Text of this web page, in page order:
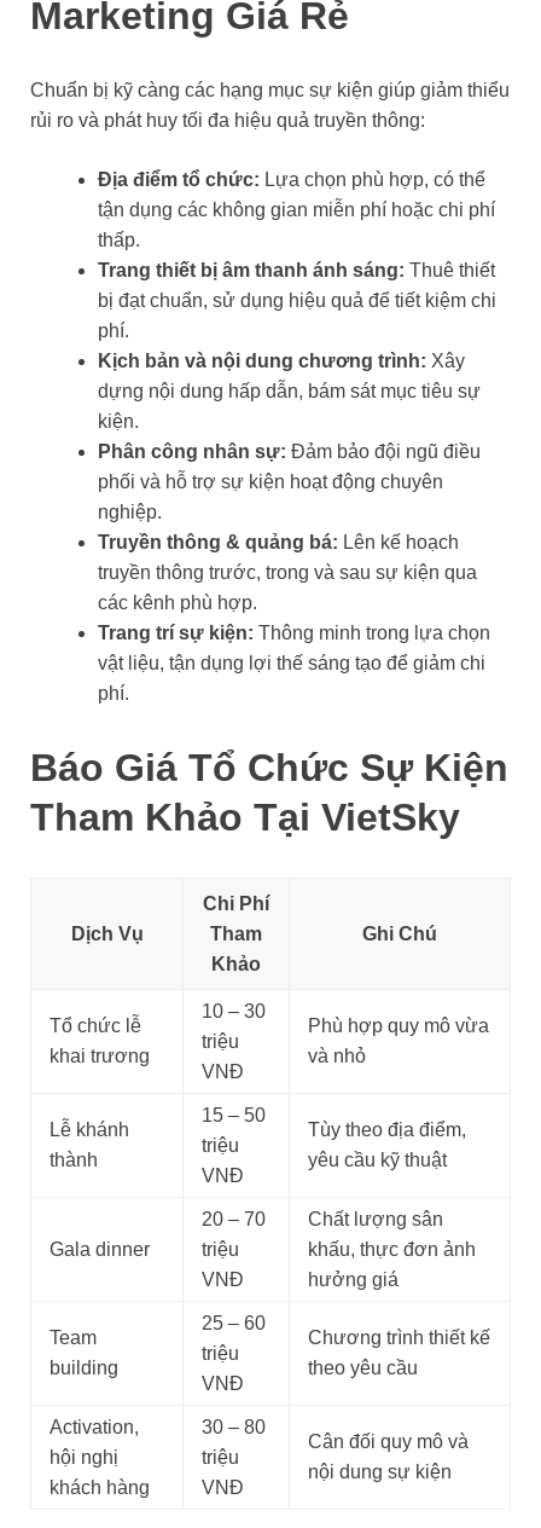
Marketing Giá Rẻ
Chuẩn bị kỹ càng các hạng mục sự kiện giúp giảm thiểu
rủi ro và phát huy tối đa hiệu quả truyền thông:
Địa điểm tổ chức: Lựa chọn phù hợp, có thể
tận dụng các không gian miễn phí hoặc chi phí
thấp.
Trang thiết bị âm thanh ánh sáng: Thuê thiết
bị đạt chuẩn, sử dụng hiệu quả để tiết kiệm chi
phí.
Kịch bản và nội dung chương trình: Xây
dựng nội dung hấp dẫn, bám sát mục tiêu sự
kiện.
Phân công nhân sự: Đảm bảo đội ngũ điều
phối và hỗ trợ sự kiện hoạt động chuyên
nghiệp.
Truyền thông & quảng bá: Lên kế hoạch
truyền thông trước, trong và sau sự kiện qua
các kênh phù hợp.
Trang trí sự kiện: Thông minh trong lựa chọn
vật liệu, tận dụng lợi thế sáng tạo để giảm chi
phí.
Báo Giá Tổ Chức Sự Kiện
Tham Khảo Tại VietSky
Dịch Vụ
Chi Phí
Tham
Khảo
Ghi Chú
Tổ chức lễ
khai trương
10 – 30
triệu
VNĐ
Phù hợp quy mô vừa
và nhỏ
Lễ khánh
thành
15 – 50
triệu
VNĐ
Tùy theo địa điểm,
yêu cầu kỹ thuật
Gala dinner
20 – 70
triệu
VNĐ
Chất lượng sân
khấu, thực đơn ảnh
hưởng giá
Team
building
25 – 60
triệu
VNĐ
Chương trình thiết kế
theo yêu cầu
Activation,
hội nghị
khách hàng
30 – 80
triệu
VNĐ
Cân đối quy mô và
nội dung sự kiện